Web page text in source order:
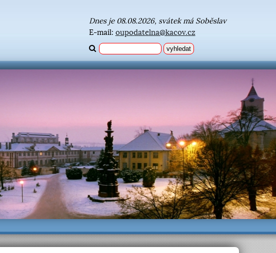
Dnes je 08.08.2026, svátek má Soběslav
E-mail: oupodatelna@kacov.cz